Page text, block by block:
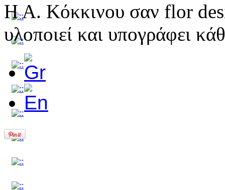
Η Α. Κόκκινου σαν flor
υλοποιεί και υπογράφει